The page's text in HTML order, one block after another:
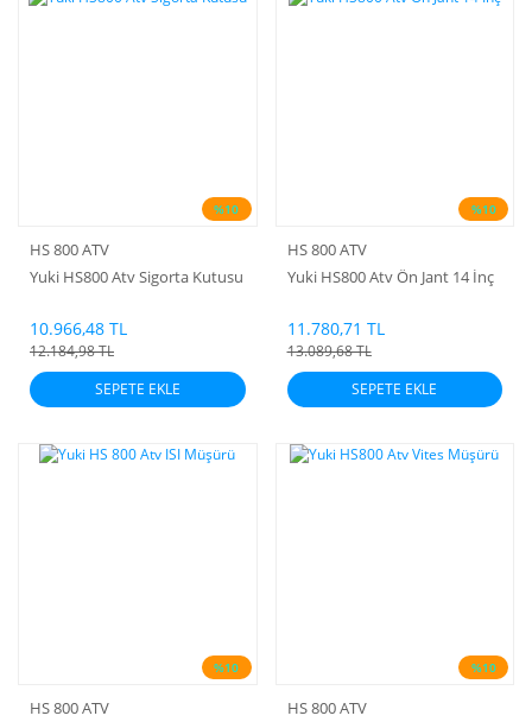
%10
HS 800 ATV
Yuki HS800 Atv Sigorta Kutusu
10.966,48 TL
12.184,98 TL
SEPETE EKLE
%10
HS 800 ATV
Yuki HS800 Atv Ön Jant 14 İnç
11.780,71 TL
13.089,68 TL
SEPETE EKLE
%10
HS 800 ATV
%10
HS 800 ATV